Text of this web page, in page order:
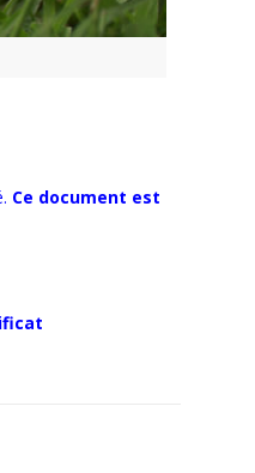
Ce document est